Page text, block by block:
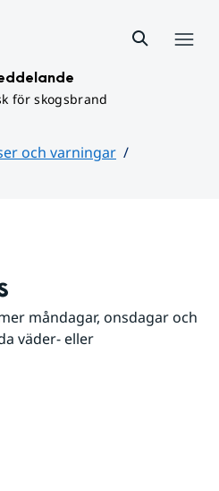
för skogsbrand
och varningar
måndagar, onsdagar och
väder- eller